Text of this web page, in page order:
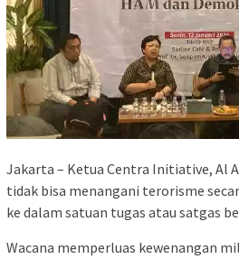
Jakarta – Ketua Centra Initiative, Al
tidak bisa menangani terorisme
ke dalam satuan tugas atau satgas
Wacana memperluas kewenangan